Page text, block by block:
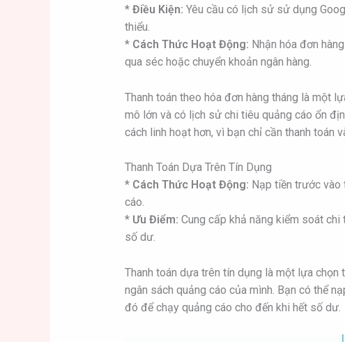
* Điều Kiện: Yêu cầu có lịch sử sử dụng
thiểu.
* Cách Thức Hoạt Động: Nhận hóa đơn
qua séc hoặc chuyển khoản ngân hàng.
Thanh toán theo hóa đơn hàng tháng là một
mô lớn và có lịch sử chi tiêu quảng cáo ổn
cách linh hoạt hơn, vì bạn chỉ cần thanh toán
Thanh Toán Dựa Trên Tín Dụng
* Cách Thức Hoạt Động: Nạp tiền trước
cáo.
* Ưu Điểm: Cung cấp khả năng kiểm soát
số dư.
Thanh toán dựa trên tín dụng là một lựa
ngân sách quảng cáo của mình. Bạn có thể
đó để chạy quảng cáo cho đến khi hết số dư.